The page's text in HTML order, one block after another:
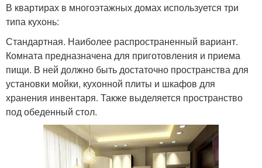
В квартирах в многоэтажных домах используется три
типа кухонь:
Стандартная. Наиболее распространенный вариант.
Комната предназначена для приготовления и приема
пищи. В ней должно быть достаточно пространства для
установки мойки, кухонной плиты и шкафов для
хранения инвентаря. Также выделяется пространство
под обеденный стол.